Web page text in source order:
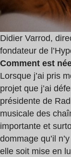
Didier Varrod,
fondateur de
Comment est
Lorsque j’ai pris
projet que j’ai
présidente de
musicale des
importante et
dommage qu’il
elle soit mise en